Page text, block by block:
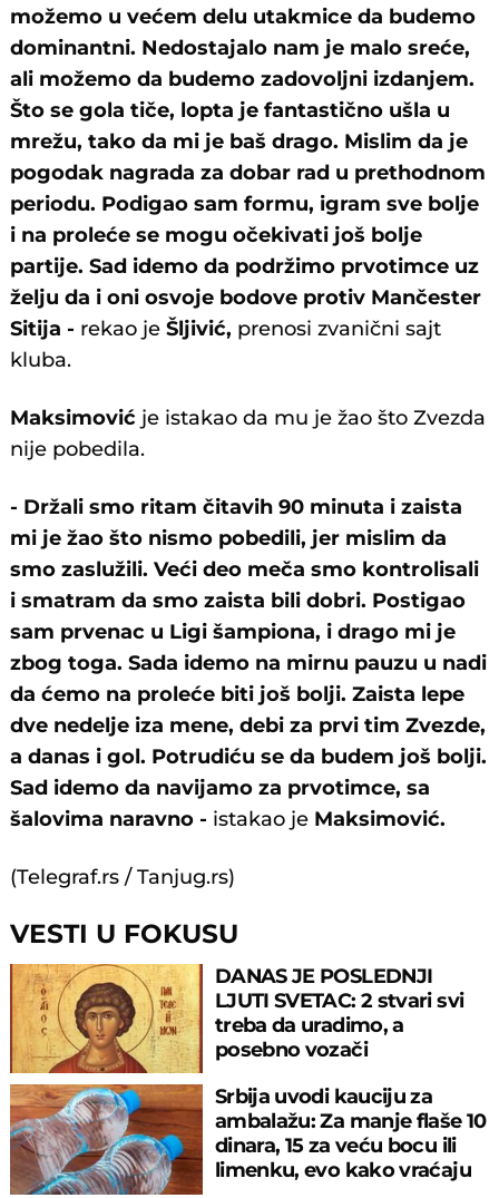
možemo u većem delu utakmice da budemo
dominantni. Nedostajalo nam je malo sreće,
ali možemo da budemo zadovoljni izdanjem.
Što se gola tiče, lopta je fantastično ušla u
mrežu, tako da mi je baš drago. Mislim da je
pogodak nagrada za dobar rad u prethodnom
periodu. Podigao sam formu, igram sve bolje
i na proleće se mogu očekivati još bolje
partije. Sad idemo da podržimo prvotimce uz
želju da i oni osvoje bodove protiv Mančester
Sitija - rekao jeŠljivić, prenosi zvanični sajt
kluba.
Maksimović je istakao da mu je žao što Zvezda
nije pobedila.
- Držali smo ritam čitavih 90 minuta i zaista
mi je žao što nismo pobedili, jer mislim da
smo zaslužili. Veći deo meča smo kontrolisali
i smatram da smo zaista bili dobri. Postigao
sam prvenac u Ligi šampiona, i drago mi je
zbog toga. Sada idemo na mirnu pauzu u nadi
da ćemo na proleće biti još bolji. Zaista lepe
dve nedelje iza mene, debi za prvi tim Zvezde,
a danas i gol. Potrudiću se da budem još bolji.
Sad idemo da navijamo za prvotimce, sa
šalovima naravno - istakao je Maksimović.
(Telegraf.rs / Tanjug.rs)
VESTI U FOKUSU
DANAS JE POSLEDNJI
LJUTI SVETAC: 2 stvari svi
treba da uradimo, a
posebno vozači
Srbija uvodi kauciju za
ambalažu: Za manje flaše 10
dinara, 15 za veću bocu ili
limenku, evo kako vraćaju